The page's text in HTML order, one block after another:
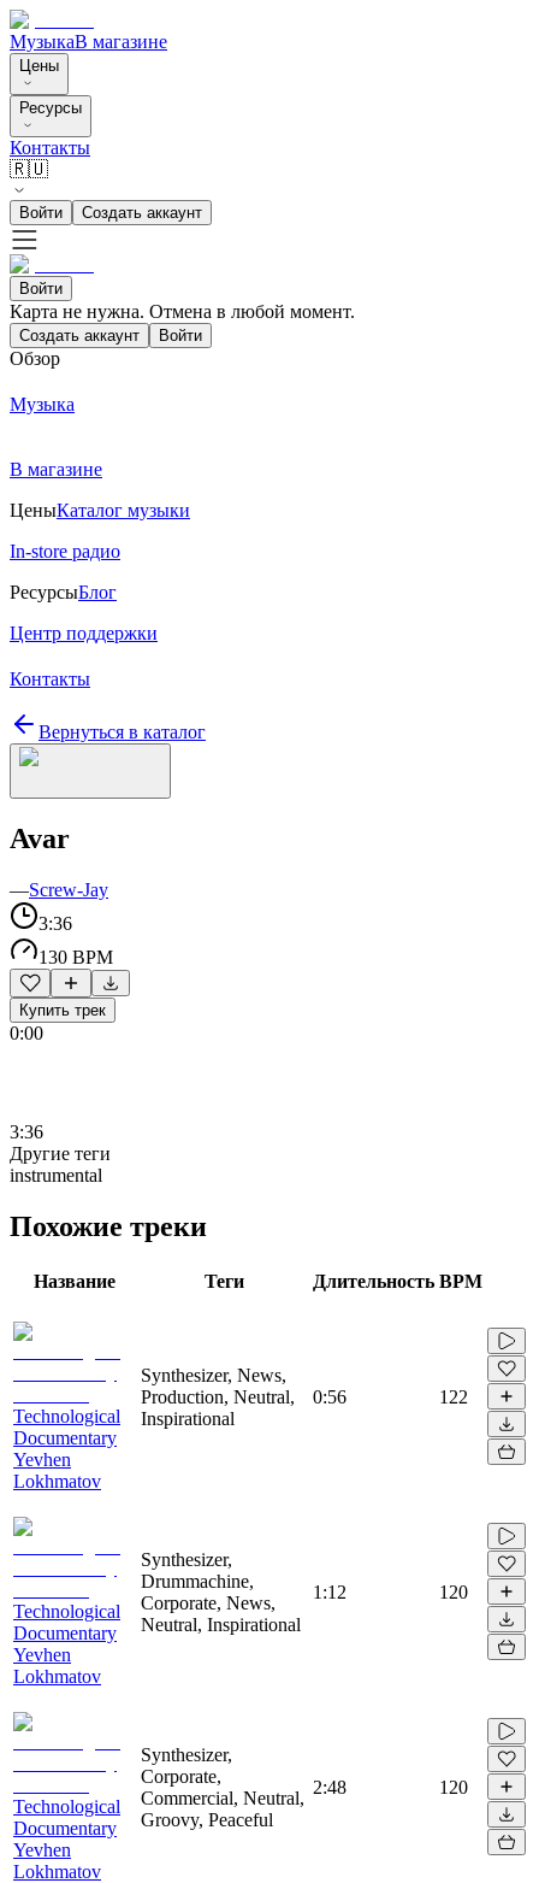
МузыкаВ магазине
Цены
Ресурсы
Контакты
🇷🇺
Войти Создать аккаунт
Войти
Карта не нужна. Отмена в любой момент.
Создать аккаунт Войти
Обзор
Музыка
В магазине
ЦеныКаталог музыки
In-store радио
РесурсыБлог
Центр поддержки
Контакты
Вернуться в каталог
Avar
—Screw-Jay
3:36
130 BPM
Купить трек
0:00
3:36
Другие теги
instrumental
Похожие треки
Название Теги Длительность BPM
Technological
Documentary
Yevhen
Lokhmatov
Synthesizer, News,
Production, Neutral,
Inspirational
0:56 122
Technological
Documentary
Yevhen
Lokhmatov
Synthesizer,
Drummachine,
Corporate, News,
Neutral, Inspirational
1:12 120
Technological
Documentary
Yevhen
Lokhmatov
Synthesizer,
Corporate,
Commercial, Neutral,
Groovy, Peaceful
2:48 120